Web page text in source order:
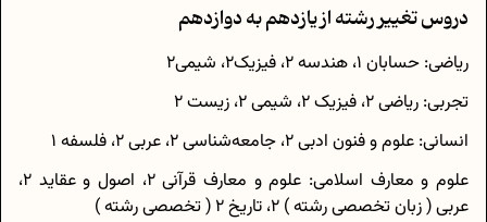
دروس تغییر رشته از یازدهم به دوازدهم
ریاضی: حسابان 1، هندسه 2، فیزیک2، شیمی2
تجربی: ریاضی 2، فیزیک 2، شیمی 2، زیست 2
انسانی: علوم و فنون ادبی 2، جامعه‌شناسی 2، عربی 2، فلسفه 1
علوم و معارف اسلامی: علوم و معارف قرآنی 2، اصول و عقاید 2،
عربی ( زبان تخصصی رشته ) 2، تاریخ 2 ( تخصصی رشته )